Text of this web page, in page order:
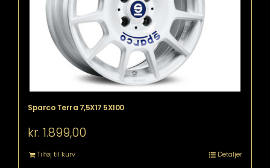
Sparco Terra 7,5X17 5X100
kr. 1.899,00
Tilføj til kurv Detaljer